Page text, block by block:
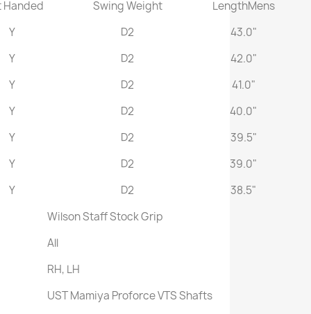
Handed Swing Weight
LengthMens
Y D2
43.0"
Y D2
42.0"
Y D2
41.0"
Y D2
40.0"
Y D2
39.5"
Y D2
39.0"
Y D2
38.5"
Wilson Staff Stock Grip
All
RH, LH
UST Mamiya Proforce VTS Shafts